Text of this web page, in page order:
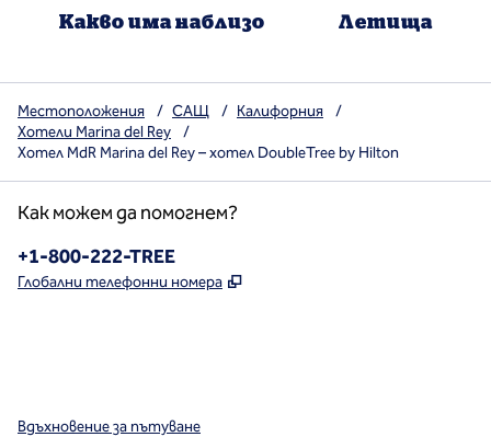
Какво има наблизо Летища
Местоположения / САЩ / Калифорния
/
Хотели Marina del Rey
/
Хотел MdR Marina del Rey – хотел DoubleTree by Hilton
Как можем да помогнем?
Телефон:
+1-800-222-TREE
Глобални телефонни номера ,
Вдъхновение за пътуване